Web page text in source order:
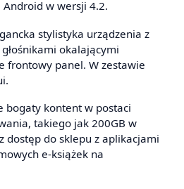
Android w wersji 4.2.
stylistyka urządzenia z
okalającymi
frontowy panel. W zestawie
bogaty kontent w postaci
takiego jak 200GB w
dostęp do sklepu z aplikacjami
e-książek na